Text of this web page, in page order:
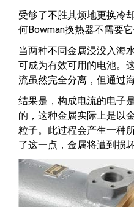
受够了不胜其烦地更换冷
何Bowman换热器不需要
当两种不同金属浸没入海
可成为有效可用的电池。
流虽然完全分离，但通过
结果是，构成电流的电子
的，这种金属实际上是以
粒子。此过程会产生一种
了这一点，金属将遭到损